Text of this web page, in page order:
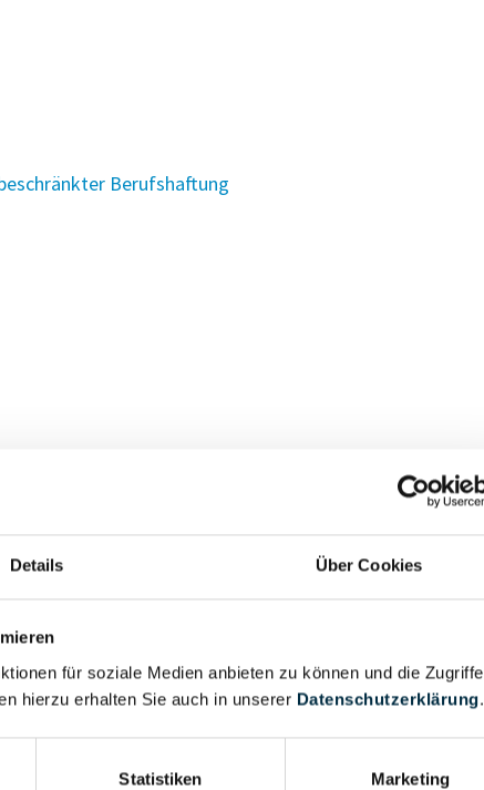
Details Über Cookies
für soziale Medien anbieten zu können und die Zugriffe
hierzu erhalten Sie auch in unserer Datenschutzerklärung.
Statistiken Marketing
Berufshaftung